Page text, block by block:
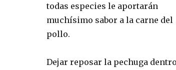
todas especies le aportarán
muchísimo sabor a la carne del
pollo.
Dejar reposar la pechuga